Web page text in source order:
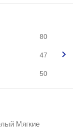
80
47
50
Мягкие